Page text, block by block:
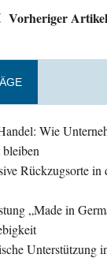
Vorheriger Artikel
Wie
Rückzugsorte
„Made in
Unterstützung